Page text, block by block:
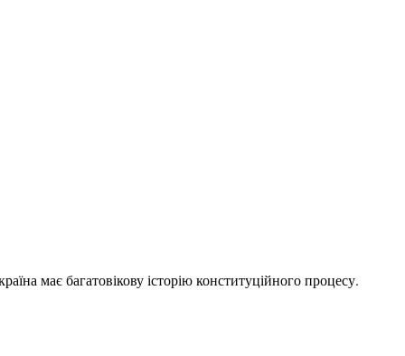
має багатовікову історію конституційного процесу.